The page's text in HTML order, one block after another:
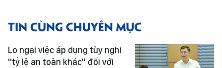
TIN CÙNG CHUYÊN MỤC
Lo ngại việc áp dụng tùy nghi
"tỷ lệ an toàn khác" đối với